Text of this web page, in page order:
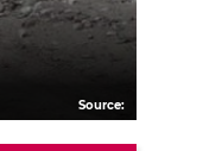
Source: